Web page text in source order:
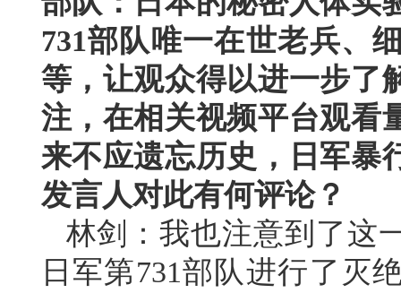
731部队唯一在世老兵、
等，让观众得以进一步了
注，在相关视频平台观看
来不应遗忘历史，日军暴
发言人对此有何评论？
林剑：我也注意到了这
日军第731部队进行了灭